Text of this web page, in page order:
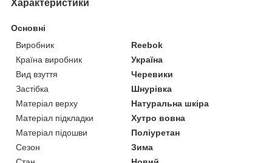
Характеристики
Основні
Виробник
Reebok
Країна виробник
Україна
Вид взуття
Черевики
Застібка
Шнурівка
Матеріал верху
Натуральна шкіра
Матеріал підкладки
Хутро вовна
Матеріал підошви
Поліуретан
Сезон
Зима